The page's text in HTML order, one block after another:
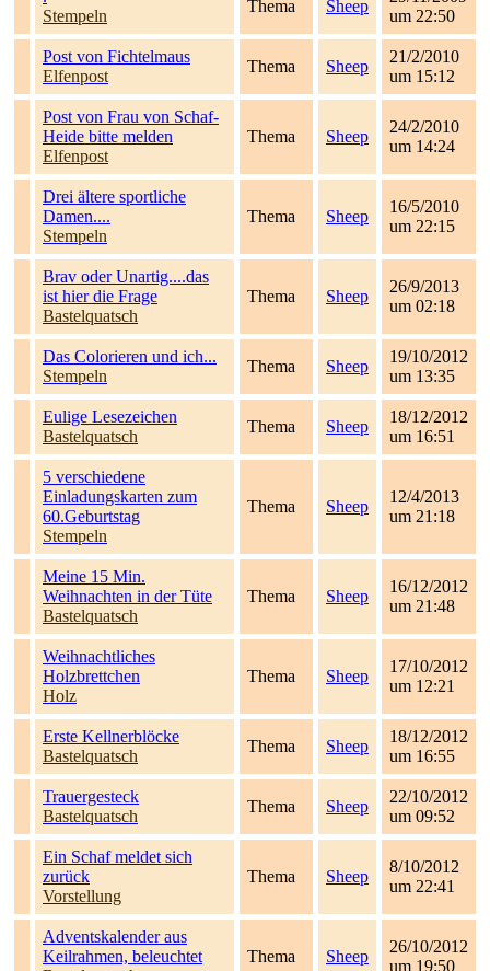
Stempeln
Thema Sheep
um 22:50
Post von Fichtelmaus
Elfenpost
Thema Sheep
21/2/2010
um 15:12
Post von Frau von Schaf-
Heide bitte melden
Elfenpost
Thema Sheep
24/2/2010
um 14:24
Drei ältere sportliche
Damen....
Stempeln
Thema Sheep
16/5/2010
um 22:15
Brav oder Unartig....das
ist hier die Frage
Bastelquatsch
Thema Sheep
26/9/2013
um 02:18
Das Colorieren und ich...
Stempeln
Thema Sheep
19/10/2012
um 13:35
Eulige Lesezeichen
Bastelquatsch
Thema Sheep
18/12/2012
um 16:51
5 verschiedene
Einladungskarten zum
60.Geburtstag
Stempeln
Thema Sheep
12/4/2013
um 21:18
Meine 15 Min.
Weihnachten in der Tüte
Bastelquatsch
Thema Sheep
16/12/2012
um 21:48
Weihnachtliches
Holzbrettchen
Holz
Thema Sheep
17/10/2012
um 12:21
Erste Kellnerblöcke
Bastelquatsch
Thema Sheep
18/12/2012
um 16:55
Trauergesteck
Bastelquatsch
Thema Sheep
22/10/2012
um 09:52
Ein Schaf meldet sich
zurück
Vorstellung
Thema Sheep
8/10/2012
um 22:41
Adventskalender aus
Keilrahmen, beleuchtet
Thema Sheep
26/10/2012
um 19:50